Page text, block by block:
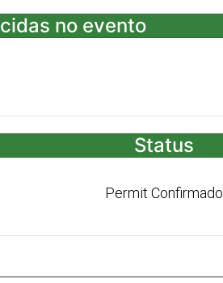
no evento
Status
Permit Confirmado